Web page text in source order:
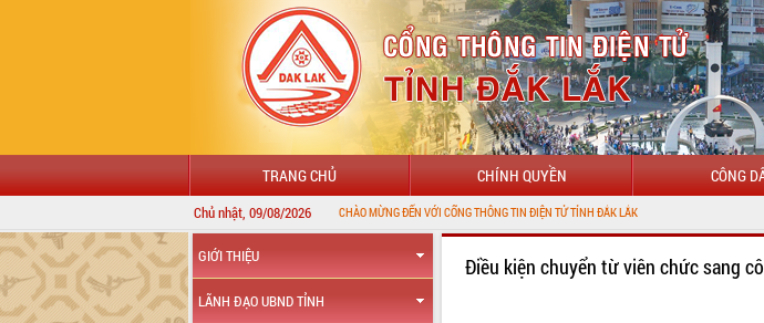
TRANG CHỦ CHÍNH QUYỀN CÔNG
Chủ nhật, 09/08/2026
GIỚI THIỆU
LÃNH ĐẠO UBND TỈNH
Điều kiện chuyển từ viên chức sang